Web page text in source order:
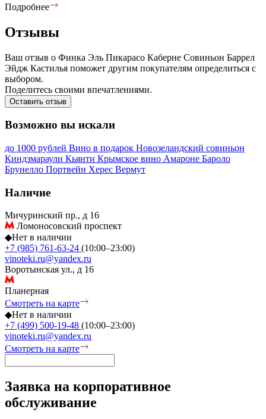
Подробнее
Отзывы
Ваш отзыв о Финка Эль Пикарасо Каберне Совиньон Баррел
Эйдж Кастилья поможет другим покупателям определиться с
выбором.
Поделитесь своими впечатлениями.
Оставить отзыв
Возможно вы искали
до 1000 рублей Вино в подарок Новозеландский совиньон
Киндзмараули Кьянти Крымское вино Амароне Бароло
Брунелло Портвейн Херес Вермут
Наличие
Мичуринский пр., д 16
Ломоносовский проспект
◆Нет в наличии
+7 (985) 761-63-24 (10:00–23:00)
vinoteki.ru@yandex.ru
Воротынская ул., д 16
Планерная
Смотреть на карте
◆Нет в наличии
+7 (499) 500-19-48 (10:00–23:00)
vinoteki.ru@yandex.ru
Смотреть на карте
Заявка на корпоративное
обслуживание